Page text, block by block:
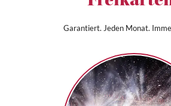
Garantiert. Jeden Monat.